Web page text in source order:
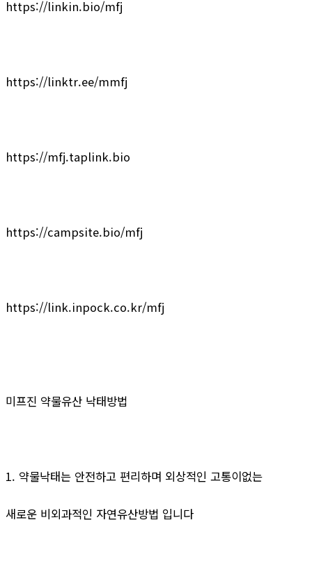
https://linkin.bio/mfj
https://linktr.ee/mmfj
https://mfj.taplink.bio
https://campsite.bio/mfj
https://link.inpock.co.kr/mfj
미프진 약물유산 낙태방법
1. 약물낙태는 안전하고 편리하며 외상적인 고통이없는
새로운 비외과적인 자연유산방법 입니다